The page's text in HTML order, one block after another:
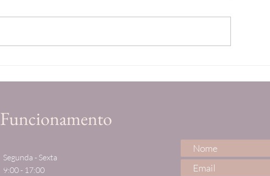
Processo
Funcionamento
Segunda - Sexta
9:00 - 17:00